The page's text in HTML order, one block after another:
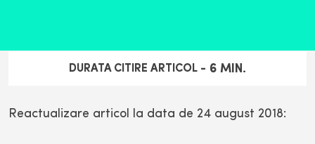
DURATA CITIRE ARTICOL - 6 MIN.
Reactualizare articol la data de 24 august 2018: